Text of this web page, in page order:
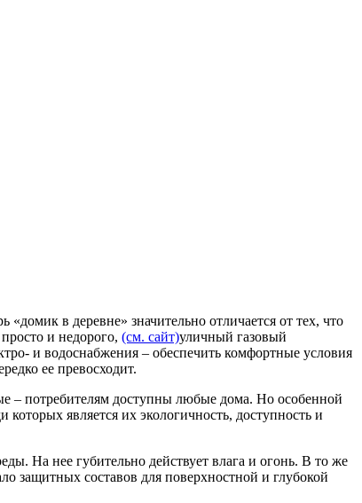
в деревне» значительно отличается от тех, что
и недорого, (см. сайт)уличный газовый
и водоснабжения – обеспечить комфортные условия
ее превосходит.
– потребителям доступны любые дома. Но особенной
является их экологичность, доступность и
На нее губительно действует влага и огонь. В то же
защитных составов для поверхностной и глубокой